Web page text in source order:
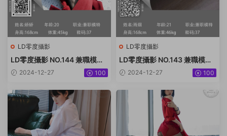
LD零度攝影
LD零度攝影 NO.144 兼職模特
嬌嬌[57P／62.8MB]
2024-12-27 100
LD零度攝影
LD零度攝影 NO.143 兼職模特
雨煙[41P／39MB]
2024-12-27 100